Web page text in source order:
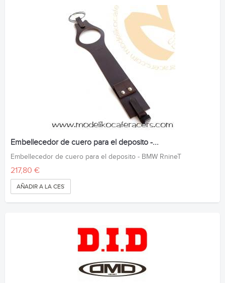
Embellecedor de cuero para el deposito -...
Embellecedor de cuero para el deposito - BMW RnineT
217,80 €
AÑADIR A LA CESTA